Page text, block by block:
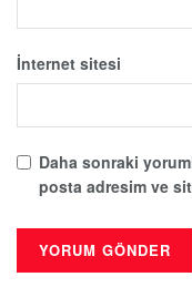
İnternet sitesi
Daha sonraki
posta adresim ve